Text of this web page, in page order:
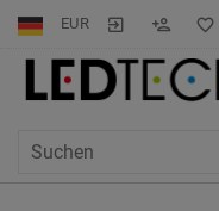
EUR